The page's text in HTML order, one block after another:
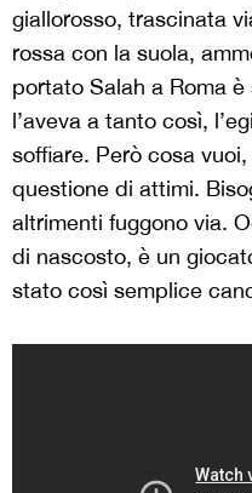
giallorosso, trascinata
rossa con la suola,
portato Salah a Roma
l’aveva a tanto così,
soffiare. Però cosa
questione di attimi.
altrimenti fuggono via.
di nascosto, è un
stato così semplice